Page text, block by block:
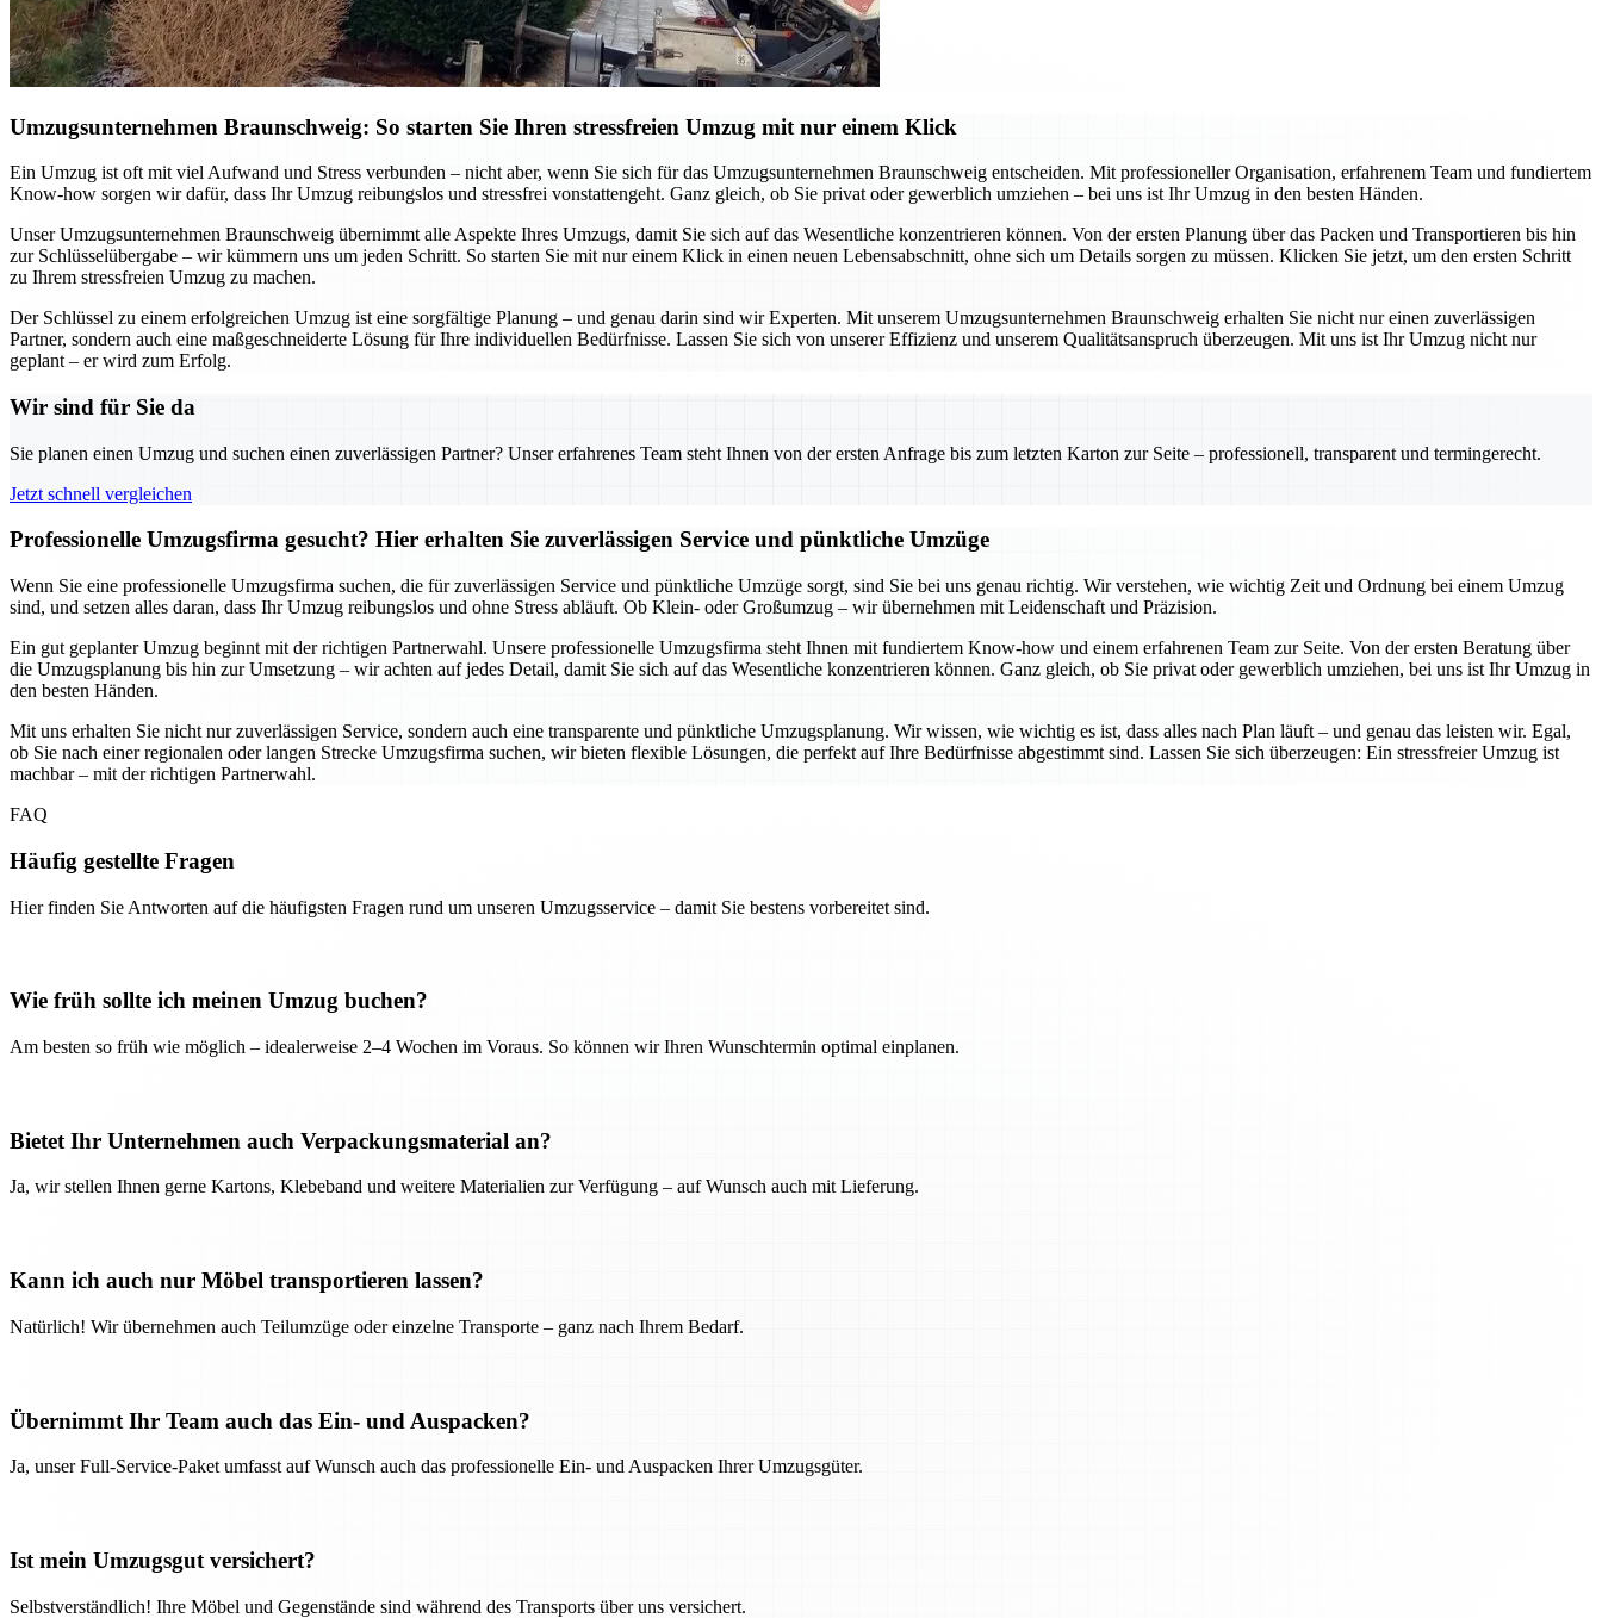
Umzugsunternehmen Braunschweig: So starten Sie Ihren stressfreien Umzug mit nur einem Klick
Ein Umzug ist oft mit viel Aufwand und Stress verbunden – nicht aber, wenn Sie sich für das Umzugsunternehmen Braunschweig entscheiden. Mit professioneller Organisation, erfahrenem Team und fundiertem
Know-how sorgen wir dafür, dass Ihr Umzug reibungslos und stressfrei vonstattengeht. Ganz gleich, ob Sie privat oder gewerblich umziehen – bei uns ist Ihr Umzug in den besten Händen.
Unser Umzugsunternehmen Braunschweig übernimmt alle Aspekte Ihres Umzugs, damit Sie sich auf das Wesentliche konzentrieren können. Von der ersten Planung über das Packen und Transportieren bis hin
zur Schlüsselübergabe – wir kümmern uns um jeden Schritt. So starten Sie mit nur einem Klick in einen neuen Lebensabschnitt, ohne sich um Details sorgen zu müssen. Klicken Sie jetzt, um den ersten Schritt
zu Ihrem stressfreien Umzug zu machen.
Der Schlüssel zu einem erfolgreichen Umzug ist eine sorgfältige Planung – und genau darin sind wir Experten. Mit unserem Umzugsunternehmen Braunschweig erhalten Sie nicht nur einen zuverlässigen
Partner, sondern auch eine maßgeschneiderte Lösung für Ihre individuellen Bedürfnisse. Lassen Sie sich von unserer Effizienz und unserem Qualitätsanspruch überzeugen. Mit uns ist Ihr Umzug nicht nur
geplant – er wird zum Erfolg.
Wir sind für Sie da
Sie planen einen Umzug und suchen einen zuverlässigen Partner? Unser erfahrenes Team steht Ihnen von der ersten Anfrage bis zum letzten Karton zur Seite – professionell, transparent und termingerecht.
Jetzt schnell vergleichen
Professionelle Umzugsfirma gesucht? Hier erhalten Sie zuverlässigen Service und pünktliche Umzüge
Wenn Sie eine professionelle Umzugsfirma suchen, die für zuverlässigen Service und pünktliche Umzüge sorgt, sind Sie bei uns genau richtig. Wir verstehen, wie wichtig Zeit und Ordnung bei einem Umzug
sind, und setzen alles daran, dass Ihr Umzug reibungslos und ohne Stress abläuft. Ob Klein- oder Großumzug – wir übernehmen mit Leidenschaft und Präzision.
Ein gut geplanter Umzug beginnt mit der richtigen Partnerwahl. Unsere professionelle Umzugsfirma steht Ihnen mit fundiertem Know-how und einem erfahrenen Team zur Seite. Von der ersten Beratung über
die Umzugsplanung bis hin zur Umsetzung – wir achten auf jedes Detail, damit Sie sich auf das Wesentliche konzentrieren können. Ganz gleich, ob Sie privat oder gewerblich umziehen, bei uns ist Ihr Umzug in
den besten Händen.
Mit uns erhalten Sie nicht nur zuverlässigen Service, sondern auch eine transparente und pünktliche Umzugsplanung. Wir wissen, wie wichtig es ist, dass alles nach Plan läuft – und genau das leisten wir. Egal,
ob Sie nach einer regionalen oder langen Strecke Umzugsfirma suchen, wir bieten flexible Lösungen, die perfekt auf Ihre Bedürfnisse abgestimmt sind. Lassen Sie sich überzeugen: Ein stressfreier Umzug ist
machbar – mit der richtigen Partnerwahl.
FAQ
Häufig gestellte Fragen
Hier finden Sie Antworten auf die häufigsten Fragen rund um unseren Umzugsservice – damit Sie bestens vorbereitet sind.
Wie früh sollte ich meinen Umzug buchen?
Am besten so früh wie möglich – idealerweise 2–4 Wochen im Voraus. So können wir Ihren Wunschtermin optimal einplanen.
Bietet Ihr Unternehmen auch Verpackungsmaterial an?
Ja, wir stellen Ihnen gerne Kartons, Klebeband und weitere Materialien zur Verfügung – auf Wunsch auch mit Lieferung.
Kann ich auch nur Möbel transportieren lassen?
Natürlich! Wir übernehmen auch Teilumzüge oder einzelne Transporte – ganz nach Ihrem Bedarf.
Übernimmt Ihr Team auch das Ein- und Auspacken?
Ja, unser Full-Service-Paket umfasst auf Wunsch auch das professionelle Ein- und Auspacken Ihrer Umzugsgüter.
Ist mein Umzugsgut versichert?
Selbstverständlich! Ihre Möbel und Gegenstände sind während des Transports über uns versichert.